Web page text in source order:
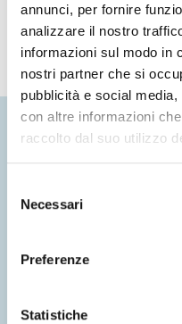
annunci, per fornire
analizzare il nostro
informazioni sul modo in
nostri partner che si
pubblicità e social
con altre informazioni
raccolto dal suo utilizzo
delNecessari
Preferenze
Statistiche